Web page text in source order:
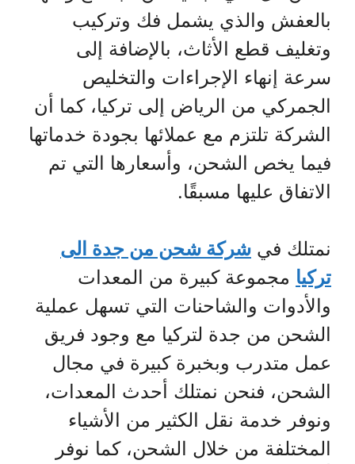
بالعفش والذي يشمل فك وتركيب
وتغليف قطع الأثاث، بالإضافة إلى
سرعة إنهاء الإجراءات والتخليص
الجمركي من الرياض إلى تركيا، كما أن
الشركة تلتزم مع عملائها بجودة خدماتها
فيما يخص الشحن، وأسعارها التي تم
الاتفاق عليها مسبقًا.
نمتلك في شركة شحن من جدة الى
تركيا مجموعة كبيرة من المعدات
والأدوات والشاحنات التي تسهل عملية
الشحن من جدة لتركيا مع وجود فريق
عمل متدرب وبخبرة كبيرة في مجال
الشحن، فنحن نمتلك أحدث المعدات،
ونوفر خدمة نقل الكثير من الأشياء
المختلفة من خلال الشحن، كما نوفر